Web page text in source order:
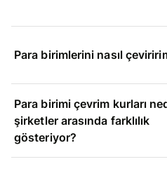
Para birimlerini nasıl
Para birimi çevrim kurları
şirketler arasında farklılık
gösteriyor?